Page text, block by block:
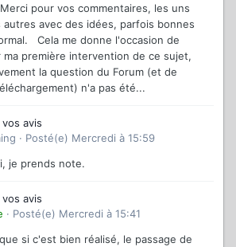
pour vos commentaires, les uns
autres avec des idées, parfois bonnes
Cela me donne l'occasion de
ma première intervention de ce sujet,
la question du Forum (et de
n'a pas été...
avis
· Posté(e) Mercredi à 15:59
je prends note.
avis
· Posté(e) Mercredi à 15:41
si c'est bien réalisé, le passage de